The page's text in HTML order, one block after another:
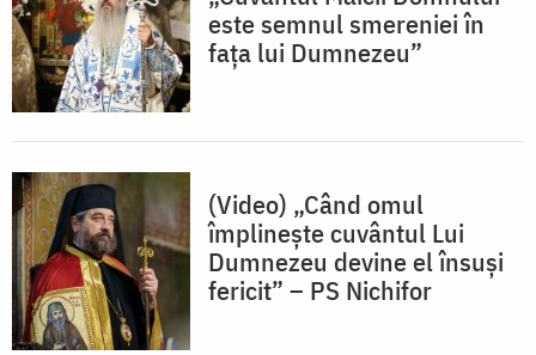
este semnul smereniei în
fața lui Dumnezeu”
(Video) „Când omul
împlinește cuvântul Lui
Dumnezeu devine el însuși
fericit” – PS Nichifor